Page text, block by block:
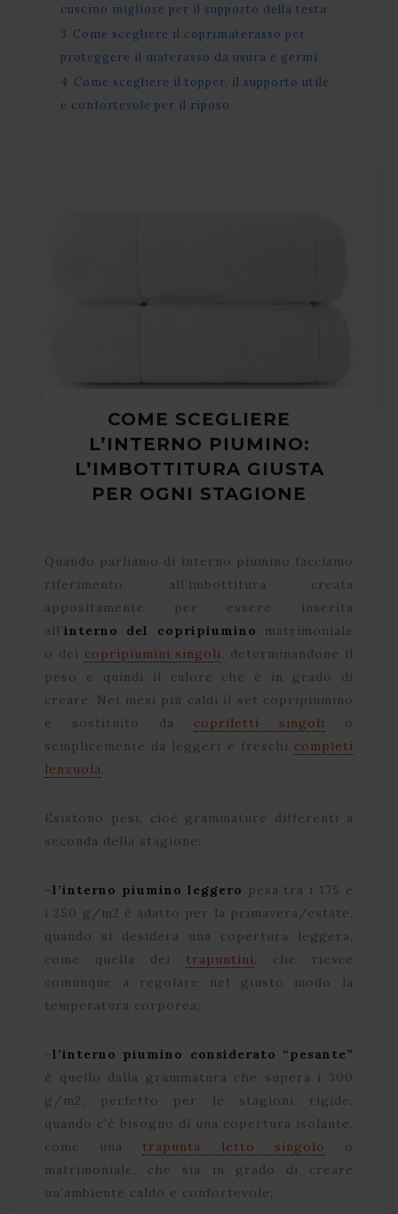
cuscino migliore per il supporto della testa
3 Come scegliere il coprimaterasso per
proteggere il materasso da usura e germi
4 Come scegliere il topper, il supporto utile
e confortevole per il riposo
COME SCEGLIERE
L’INTERNO PIUMINO:
L’IMBOTTITURA GIUSTA
PER OGNI STAGIONE
Quando parliamo di interno piumino facciamo
riferimento all’imbottitura creata
appositamente per essere inserita
all’interno del copripiumino
matrimoniale
o dei copripiumini singoli, determinandone il
peso e quindi il calore che è in grado di
creare. Nei mesi più caldi il set copripiumino
è sostituito da copriletti singoli o
semplicemente da leggeri e freschi completi
lenzuola.
Esistono pesi, cioè grammature differenti a
seconda della stagione:
–l’interno piumino leggero pesa tra i 175 e
i 250 g/m2 è adatto per la primavera/estate,
quando si desidera una copertura leggera,
come quella dei trapuntini, che riesce
comunque a regolare nel giusto modo la
temperatura corporea;
–l’interno piumino considerato “pesante”
è quello dalla grammatura che supera i 300
g/m2, perfetto per le stagioni rigide,
quando c’è bisogno di una copertura isolante,
come una trapunta letto singolo
o
matrimoniale, che sia in grado di creare
un’ambiente caldo e confortevole;